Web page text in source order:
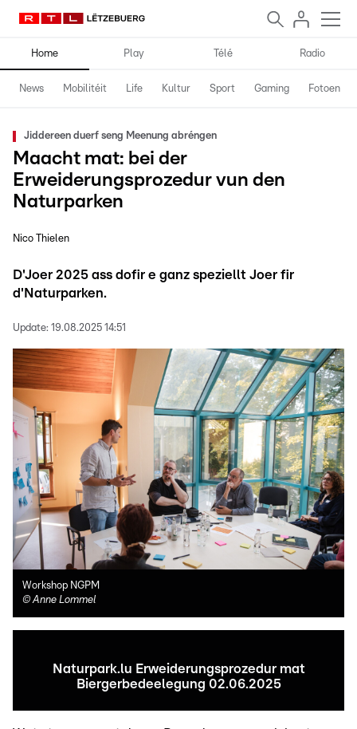
Home Play Télé Radio
News Mobilitéit Life Kultur Sport Gaming Fotoen
Jiddereen duerf seng Meenung abréngen
Maacht mat: bei der
Erweiderungsprozedur vun den
Naturparken
Nico Thielen
D'Joer 2025 ass dofir e ganz speziellt Joer fir
d'Naturparken.
Update: 19.08.2025 14:51
Workshop NGPM
©Anne Lommel
Naturpark.lu Erweiderungsprozedur mat
Biergerbedeelegung 02.06.2025